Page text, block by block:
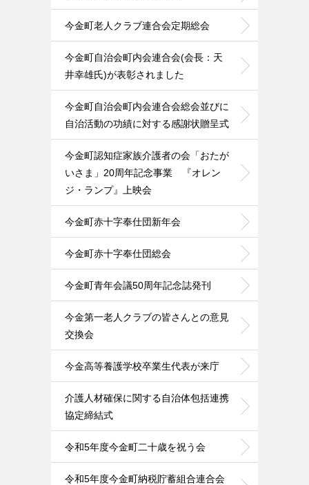
今金町老人クラブ連合会定期総会
今金町自治会町内会連合会(会長：天
井幸雄氏)が表彰されました
今金町自治会町内会連合会総会並びに
自治活動の功績に対する感謝状贈呈式
今金町認知症家族介護者の会「おたが
いさま」20周年記念事業 『オレン
ジ・ランプ』上映会
今金町赤十字奉仕団新年会
今金町赤十字奉仕団総会
今金町青年会議50周年記念誌発刊
今金第一老人クラブの皆さんとの意見
交換会
今金高等養護学校卒業生代表が来庁
介護人材確保に関する自治体包括連携
協定締結式
令和5年度今金町二十歳を祝う会
令和5年度今金町納税貯蓄組合連合会